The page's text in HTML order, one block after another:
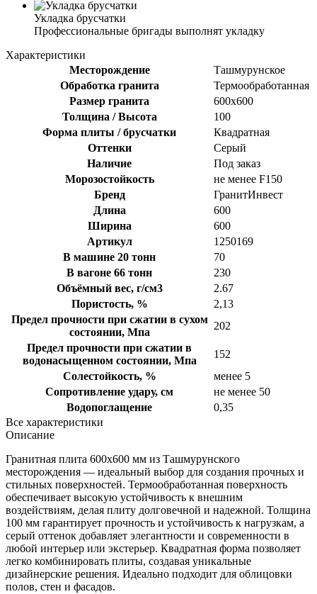
Укладка брусчатки
Профессиональные бригады выполнят укладку
Характеристики
Месторождение
Ташмурунское
Обработка гранита
Термообработанная
Размер гранита
600х600
Толщина / Высота
100
Форма плиты / брусчатки
Квадратная
Оттенки
Серый
Наличие
Под заказ
Морозостойкость
не менее F150
Бренд
ГранитИнвест
Длина
600
Ширина
600
Артикул
1250169
В машине 20 тонн
70
В вагоне 66 тонн
230
Объёмный вес, г/см3
2.67
Пористость, %
2,13
Предел прочности при сжатии в сухом
состоянии, Мпа
202
Предел прочности при сжатии в
водонасыщенном состоянии, Мпа
152
Солестойкость, %
менее 5
Сопротивление удару, см
не менее 50
Водопоглащение
0,35
Все характеристики
Описание
Гранитная плита 600х600 мм из Ташмурунского
месторождения — идеальный выбор для создания прочных и
стильных поверхностей. Термообработанная поверхность
обеспечивает высокую устойчивость к внешним
воздействиям, делая плиту долговечной и надежной. Толщина
100 мм гарантирует прочность и устойчивость к нагрузкам, а
серый оттенок добавляет элегантности и современности в
любой интерьер или экстерьер. Квадратная форма позволяет
легко комбинировать плиты, создавая уникальные
дизайнерские решения. Идеально подходит для облицовки
полов, стен и фасадов.